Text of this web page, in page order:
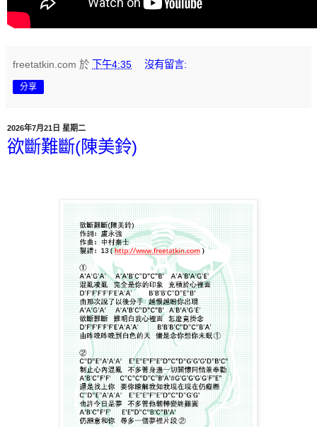
freetatkin.com 於 下午4:35 沒有留言:
分享
2026年7月21日 星期二
欲斷難斷(陳美鈴)